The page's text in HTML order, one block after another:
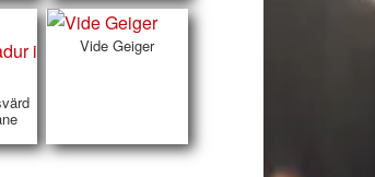
Vide Geiger